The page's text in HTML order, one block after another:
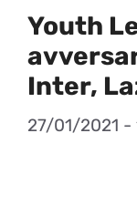
Youth
Inter,
27/01/2021 -